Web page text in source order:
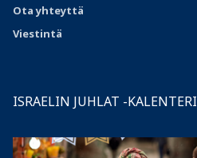
Otayhteyttä
Viestintä
ISRAELIN JUHLAT -KALENTERI